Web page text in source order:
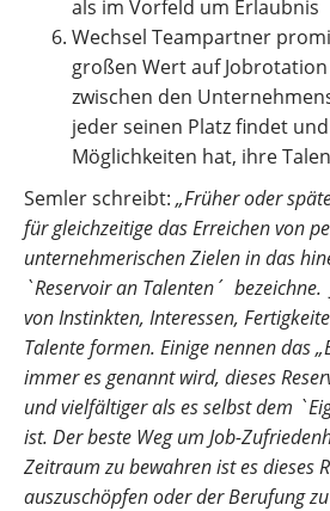
als im Vorfeld um Erlaubnis
Wechsel Teampartner
großen Wert auf
zwischen den
jeder seinen Platz findet
Möglichkeiten hat, ihre
Semler schreibt: „Früher oder
für gleichzeitige das Erreichen von
unternehmerischen Zielen in das
`Reservoir an Talenten´ bezeichne.
von Instinkten, Interessen,
Talente formen. Einige nennen das
immer es genannt wird, dieses
und vielfältiger als es selbst dem
ist. Der beste Weg um Job-
Zeitraum zu bewahren ist es dieses
auszuschöpfen oder der Berufung